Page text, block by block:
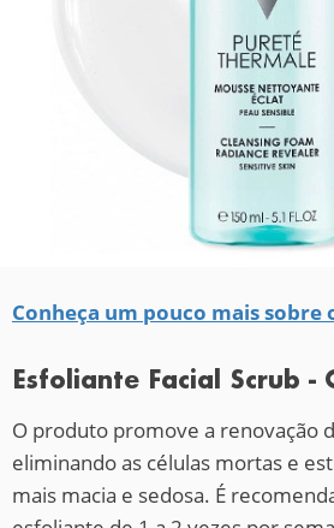
Conheça um pouco mais sobre
Esfoliante Facial Scrub -
O produto promove a renovação
eliminando as células mortas e
mais macia e sedosa. É